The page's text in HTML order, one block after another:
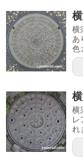
横
あ
色
横
レ
れ